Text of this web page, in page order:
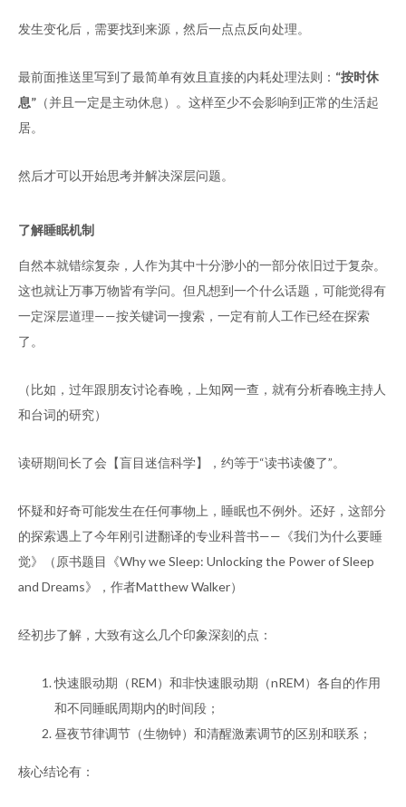
发生变化后，需要找到来源，然后一点点反向处理。
最前面推送里写到了最简单有效且直接的内耗处理法则： “按时休
息” （并且一定是主动休息）。这样至少不会影响到正常的生活起
居。
然后才可以开始思考并解决深层问题。
了解睡眠机制
自然本就错综复杂，人作为其中十分渺小的一部分依旧过于复杂。
这也就让万事万物皆有学问。但凡想到一个什么话题，可能觉得有
一定深层道理——按关键词一搜索，一定有前人工作已经在探索
了。
（比如，过年跟朋友讨论春晚，上知网一查，就有分析春晚主持人
和台词的研究）
读研期间长了会【盲目迷信科学】，约等于“读书读傻了”。
怀疑和好奇可能发生在任何事物上，睡眠也不例外。还好，这部分
的探索遇上了今年刚引进翻译的专业科普书——《我们为什么要睡
觉》（原书题目《Why we Sleep: Unlocking the Power of Sleep
and Dreams》，作者Matthew Walker）
经初步了解，大致有这么几个印象深刻的点：
快速眼动期（REM）和非快速眼动期（nREM）各自的作用
和不同睡眠周期内的时间段；
昼夜节律调节（生物钟）和清醒激素调节的区别和联系；
核心结论有：